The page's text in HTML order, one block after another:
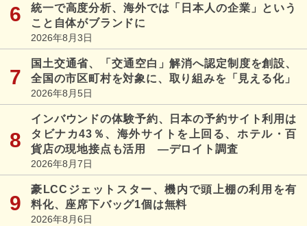
統一で高度分析、海外では「日本人の企業」という
こと自体がブランドに
2026年8月3日
国土交通省、「交通空白」解消へ認定制度を創設、
全国の市区町村を対象に、取り組みを「見える化」
2026年8月5日
インバウンドの体験予約、日本の予約サイト利用は
タビナカ43％、海外サイトを上回る、ホテル・百
貨店の現地接点も活用 ―デロイト調査
2026年8月7日
豪LCCジェットスター、機内で頭上棚の利用を有
料化、座席下バッグ1個は無料
2026年8月6日